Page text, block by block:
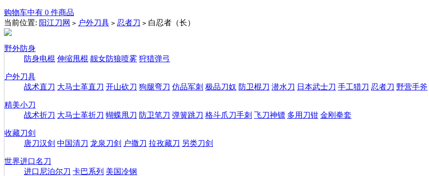
购物车中有 0 件商品
当前位置: 阳江刀网 > 户外刀具 > 忍者刀 > 白忍者（长）
野外防身
防身电棍 伸缩甩棍 靓女防狼喷雾 狩猎弹弓
户外刀具
战术直刀 大马士革直刀 开山砍刀 狗腿弯刀 仿品军刺 极品刀奴 防卫棍刀 潜水刀 日本武士刀 手工猎刀 忍者刀 野营手斧
精美小刀
战术折刀 大马士革折刀 蝴蝶甩刀 防卫笔刀 弹簧跳刀 格斗爪刀手刺 飞刀神镖 多用刀钳 金刚拳套
收藏刀剑
唐刀汉剑 中国清刀 龙泉刀剑 户撒刀 拉孜藏刀 另类刀剑
世界进口名刀
进口尼泊尔刀 卡巴系列 美国冷钢